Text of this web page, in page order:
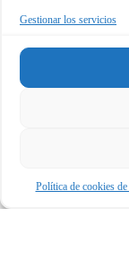
Gestionar los servicios
Política de cookies